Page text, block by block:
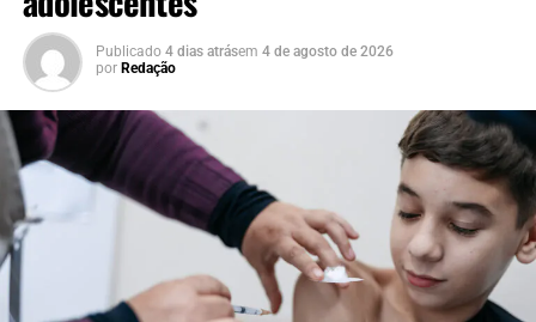
Publicado 4 dias atrásem 4 de agosto de 2026
por Redação